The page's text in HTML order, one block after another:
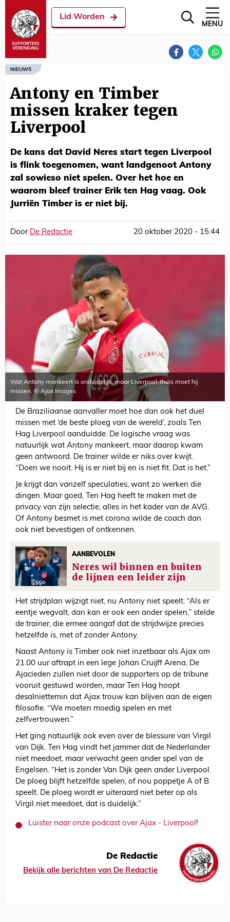
Lid Worden
MENU
NIEUWS
Antony en Timber
missen kraker tegen
Liverpool
De kans dat David Neres start tegen Liverpool
is flink toegenomen, want landgenoot Antony
zal sowieso niet spelen. Over het hoe en
waarom bleef trainer Erik ten Hag vaag. Ook
Jurriën Timber is er niet bij.
Door De Redactie 20 oktober 2020 - 15:44
Wat Antony mankeert is onduidelijk, maar Liverpool-thuis moet hij
missen. © Ajax Images
De Braziliaanse aanvaller moet hoe dan ook het duel
missen met ‘de beste ploeg van de wereld’, zoals Ten
Hag Liverpool aanduidde. De logische vraag was
natuurlijk wat Antony mankeert, maar daarop kwam
geen antwoord. De trainer wilde er niks over kwijt.
“Doen we nooit. Hij is er niet bij en is niet fit. Dat is het.”
Je krijgt dan vanzelf speculaties, want zo werken die
dingen. Maar goed, Ten Hag heeft te maken met de
privacy van zijn selectie, alles in het kader van de AVG.
Of Antony besmet is met corona wilde de coach dan
ook niet bevestigen of ontkennen.
AANBEVOLEN
Neres wil binnen en buiten
de lijnen een leider zijn
Het strijdplan wijzigt niet, nu Antony niet speelt. “Als er
eentje wegvalt, dan kan er ook een ander spelen,” stelde
de trainer, die ermee aangaf dat de strijdwijze precies
hetzelfde is, met of zonder Antony.
Naast Antony is Timber ook niet inzetbaar als Ajax om
21.00 uur aftrapt in een lege Johan Cruijff Arena. De
Ajacieden zullen niet door de supporters op de tribune
vooruit gestuwd worden, maar Ten Hag hoopt
desalniettemin dat Ajax trouw kan blijven aan de eigen
filosofie. “We moeten moedig spelen en met
zelfvertrouwen.”
Het ging natuurlijk ook even over de blessure van Virgil
van Dijk. Ten Hag vindt het jammer dat de Nederlander
niet meedoet, maar verwacht geen ander spel van de
Engelsen. “Het is zonder Van Dijk geen ander Liverpool.
De ploeg blijft hetzelfde spelen, of nou poppetje A of B
speelt. De ploeg wordt er uiteraard niet beter op als
Virgil niet meedoet, dat is duidelijk.”
Luister naar onze podcast over Ajax - Liverpool!
De Redactie
Bekijk alle berichten van De Redactie